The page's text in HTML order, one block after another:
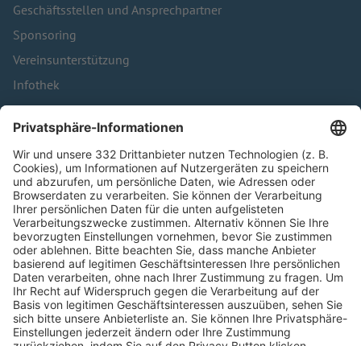
Geschäftsstellen und Ansprechpartner
Sponsoring
Vereinsunterstützung
Infothek
Kontakt
HÄUFIG BESUCHTE SEITEN
Pässe und Vereinswechsel
Trainerausbildung
Schulungsangebot Vereinsmitarbeiter
BFV-Geschäftsstellen
Trainerbörse
Login SpielPlus